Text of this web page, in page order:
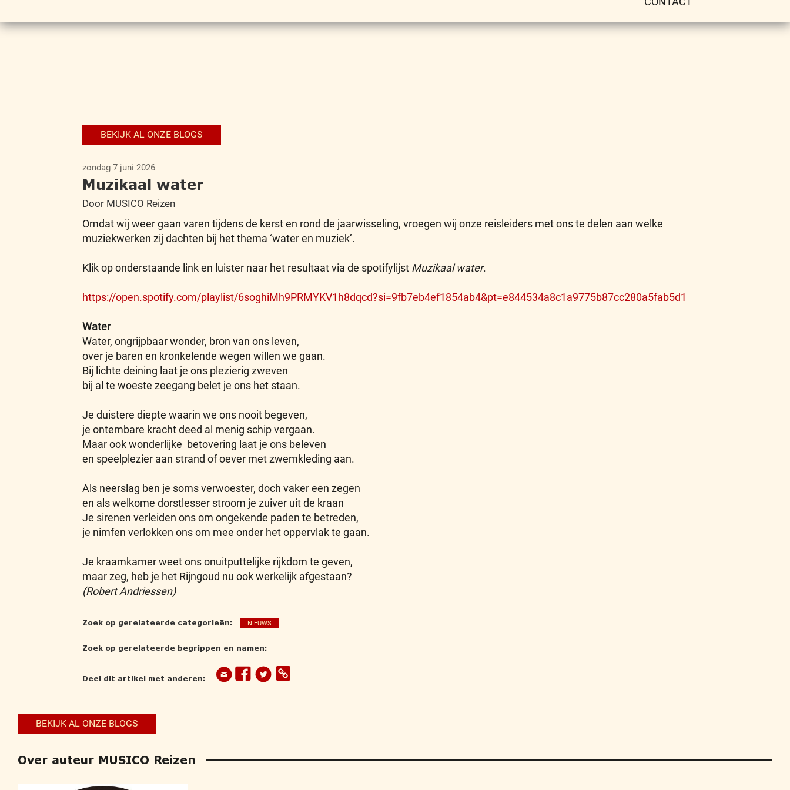
BEKIJK AL ONZE BLOGS
zondag 7 juni 2026
Muzikaal water
Door MUSICO Reizen
Omdat wij weer gaan varen tijdens de kerst en rond de jaarwisseling, vroegen wij onze reisleiders met ons te delen aan welke
muziekwerken zij dachten bij het thema ‘water en muziek’.
Klik op onderstaande link en luister naar het resultaat via de spotifylijst Muzikaal water.
https://open.spotify.com/playlist/6soghiMh9PRMYKV1h8dqcd?si=9fb7eb4ef1854ab4&pt=e844534a8c1a9775b87cc280a5fab5d1
Water
Water, ongrijpbaar wonder, bron van ons leven,
over je baren en kronkelende wegen willen we gaan.
Bij lichte deining laat je ons plezierig zweven
bij al te woeste zeegang belet je ons het staan.
Je duistere diepte waarin we ons nooit begeven,
je ontembare kracht deed al menig schip vergaan.
Maar ook wonderlijke betovering laat je ons beleven
en speelplezier aan strand of oever met zwemkleding aan.
Als neerslag ben je soms verwoester, doch vaker een zegen
en als welkome dorstlesser stroom je zuiver uit de kraan
Je sirenen verleiden ons om ongekende paden te betreden,
je nimfen verlokken ons om mee onder het oppervlak te gaan.
Je kraamkamer weet ons onuitputtelijke rijkdom te geven,
maar zeg, heb je het Rijngoud nu ook werkelijk afgestaan?
(Robert Andriessen)
Zoek op gerelateerde categorieën: NIEUWS
Zoek op gerelateerde begrippen en namen:
Deel dit artikel met anderen:
BEKIJK AL ONZE BLOGS
Over auteur MUSICO Reizen